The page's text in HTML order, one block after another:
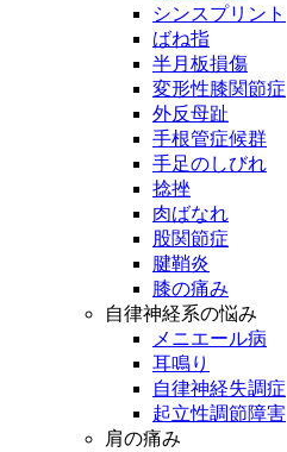
シンスプリント
ばね指
半月板損傷
変形性膝関節症
外反母趾
手根管症候群
手足のしびれ
捻挫
肉ばなれ
股関節症
腱鞘炎
膝の痛み
自律神経系の悩み
メニエール病
耳鳴り
自律神経失調症
起立性調節障害
肩の痛み